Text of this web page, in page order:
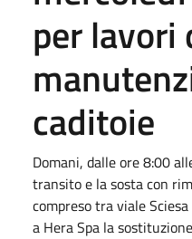
per lavori
caditoie
Domani, dalle ore 8:00
transito e la sosta con
compreso tra viale
a Hera Spa la